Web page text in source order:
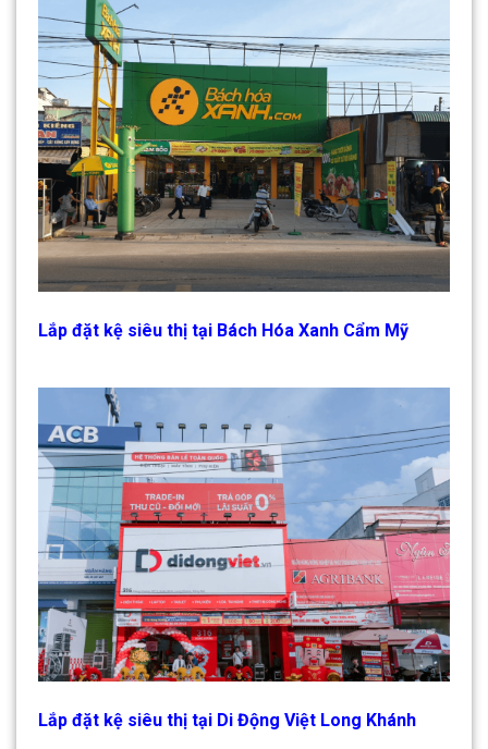
Lắp đặt kệ siêu thị tại Bách Hóa Xanh Cẩm Mỹ
Lắp đặt kệ siêu thị tại Di Động Việt Long Khánh